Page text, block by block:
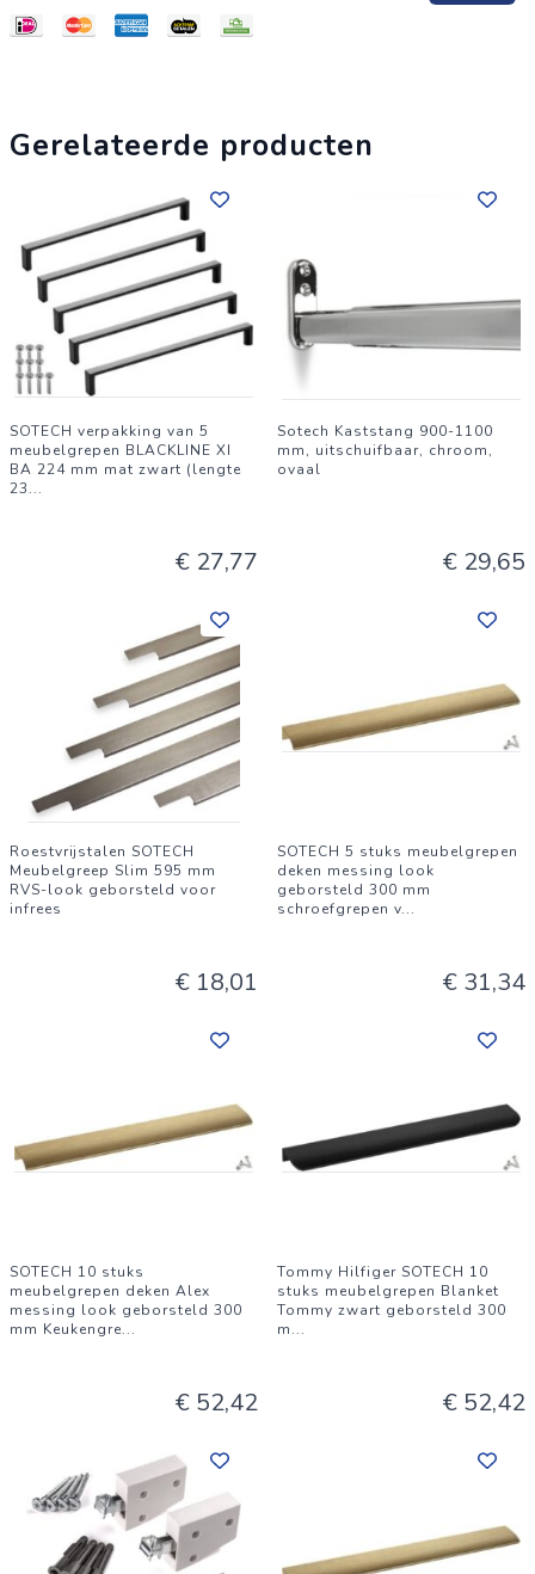
Hoogte: 18 mm
Omvang levering:
Gerelateerde producten
SOTECH verpakking van 5
meubelgrepen BLACKLINE XI
BA 224 mm mat zwart (lengte
23...
€ 27,77
Sotech Kaststang 900-1100
mm, uitschuifbaar, chroom,
ovaal
€ 29,65
Roestvrijstalen SOTECH
Meubelgreep Slim 595 mm
RVS-look geborsteld voor
infrees
€ 18,01
SOTECH 5 stuks meubelgrepen
deken messing look
geborsteld 300 mm
schroefgrepen v...
€ 31,34
SOTECH 10 stuks
meubelgrepen deken Alex
messing look geborsteld 300
mm Keukengre...
€ 52,42
Tommy Hilfiger SOTECH 10
stuks meubelgrepen Blanket
Tommy zwart geborsteld 300
m...
€ 52,42